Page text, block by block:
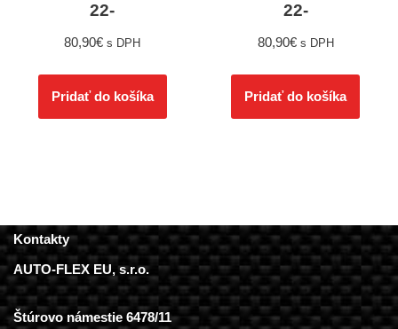
22-
80,90€ s DPH
Pridať do košíka
22-
80,90€ s DPH
Pridať do košíka
Kontakty
AUTO-FLEX EU, s.r.o.
Štúrovo námestie 6478/11